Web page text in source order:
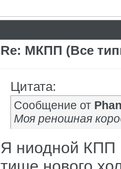
Re: МКПП (Все
Цитата:
Сообщение от
Моя реношная
Я ниодной КПП